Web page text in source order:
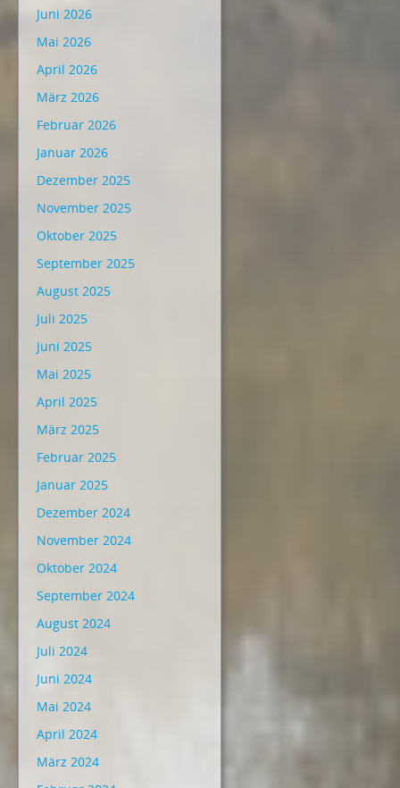
Juni 2026
Mai 2026
April 2026
März 2026
Februar 2026
Januar 2026
Dezember 2025
November 2025
Oktober 2025
September 2025
August 2025
Juli 2025
Juni 2025
Mai 2025
April 2025
März 2025
Februar 2025
Januar 2025
Dezember 2024
November 2024
Oktober 2024
September 2024
August 2024
Juli 2024
Juni 2024
Mai 2024
April 2024
März 2024